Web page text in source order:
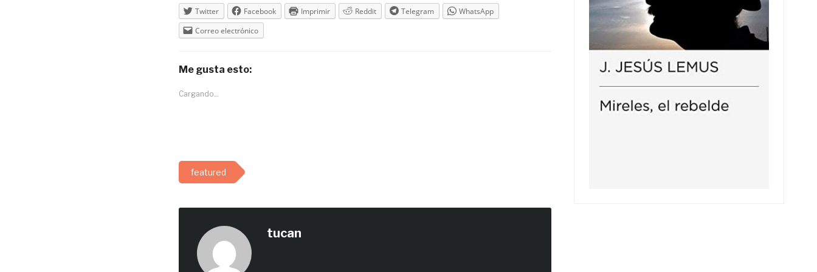
Twitter Facebook Imprimir Reddit Telegram
WhatsApp
Correo electrónico
Me gusta esto:
Cargando...
featured
tucan